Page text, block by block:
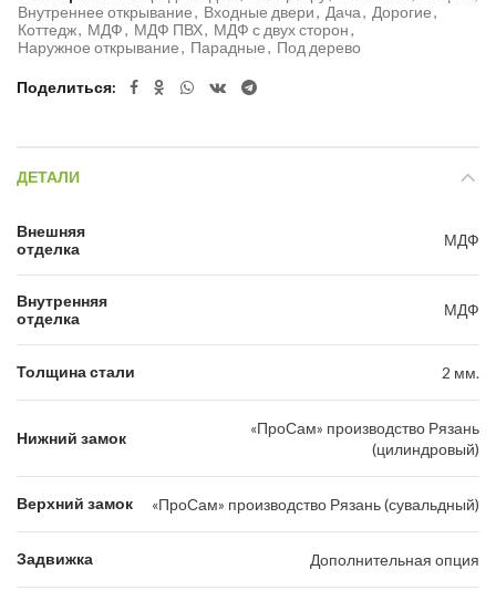
Внутреннее открывание, Входные двери, Дача, Дорогие,
Коттедж, МДФ, МДФ ПВХ, МДФ с двух сторон,
Наружное открывание, Парадные, Под дерево
Поделиться
ДЕТАЛИ
Внешняя
отделка
МДФ
Внутренняя
отделка
МДФ
Толщина стали 2 мм.
Нижний замок
«ПроСам» производство Рязань
(цилиндровый)
Верхний замок «ПроСам» производство Рязань (сувальдный)
Задвижка Дополнительная опция